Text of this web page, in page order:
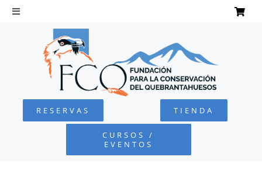
Saltar
Toggle
Navigation
QUEBRANTAHUESOS
FUNDACIÓN
RESERVAS TIENDA
CURSOS /
EVENTOS